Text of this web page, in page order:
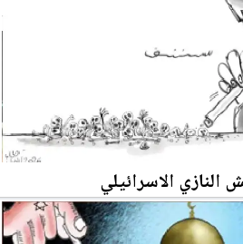
النازي الاسرائيلي